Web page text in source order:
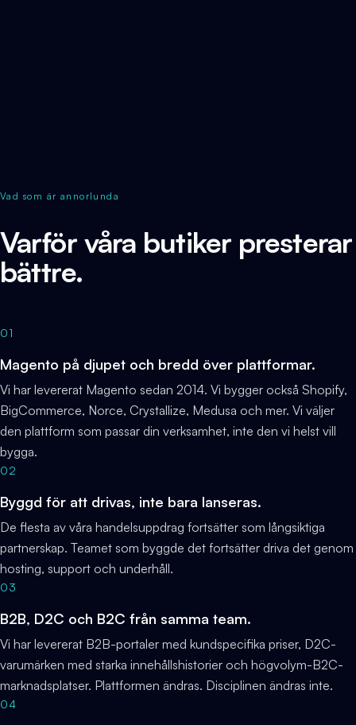
Vad som är annorlunda
Varför våra butiker presterar
bättre.
01
Magento på djupet och bredd över plattformar.
Vi har levererat Magento sedan 2014. Vi bygger också Shopify,
BigCommerce, Norce, Crystallize, Medusa och mer. Vi väljer
den plattform som passar din verksamhet, inte den vi helst vill
bygga.
02
Byggd för att drivas, inte bara lanseras.
De flesta av våra handelsuppdrag fortsätter som långsiktiga
partnerskap. Teamet som byggde det fortsätter driva det genom
hosting, support och underhåll.
03
B2B, D2C och B2C från samma team.
Vi har levererat B2B-portaler med kundspecifika priser, D2C-
varumärken med starka innehållshistorier och högvolym-B2C-
marknadsplatser. Plattformen ändras. Disciplinen ändras inte.
04